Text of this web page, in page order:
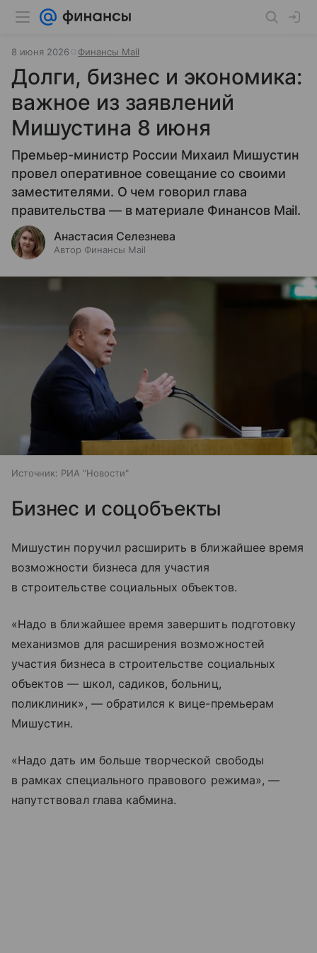
8 июня 2026 Финансы Mail
Долги, бизнес и экономика:
важное из заявлений
Мишустина 8 июня
Премьер-министр России Михаил Мишустин
провел оперативное совещание со своими
заместителями. О чем говорил глава
правительства — в материале Финансов Mail.
Анастасия Селезнева
Автор Финансы Mail
Источник: РИА "Новости"
Бизнес и соцобъекты
Мишустин поручил расширить в ближайшее время
возможности бизнеса для участия
в строительстве социальных объектов.
«Надо в ближайшее время завершить подготовку
механизмов для расширения возможностей
участия бизнеса в строительстве социальных
объектов — школ, садиков, больниц,
поликлиник», — обратился к вице-премьерам
Мишустин.
«Надо дать им больше творческой свободы
в рамках специального правового режима», —
напутствовал глава кабмина.